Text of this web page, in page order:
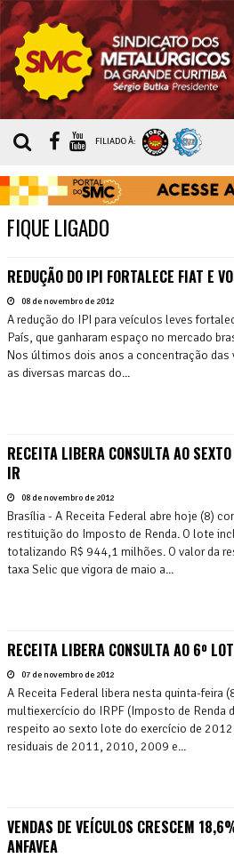
FILIADO À:
FIQUE LIGADO
REDUÇÃO DO IPI FORTALECE FIAT E
08 de novembro de 2012
A redução do IPI para veículos leves
País, que ganharam espaço no mercado
Nos últimos dois anos a concentração das
as diversas marcas do...
RECEITA LIBERA CONSULTA AO
IR
08 de novembro de 2012
Brasília - A Receita Federal abre hoje (8)
restituição do Imposto de Renda. O lote
totalizando R$ 944,1 milhões. O valor da
taxa Selic que vigora de maio a...
RECEITA LIBERA CONSULTA AO 6º
07 de novembro de 2012
A Receita Federal libera nesta quinta-feira
multiexercício do IRPF (Imposto de Renda
respeito ao sexto lote do exercício de
residuais de 2011, 2010, 2009 e...
VENDAS DE VEÍCULOS CRESCEM
ANFAVEA